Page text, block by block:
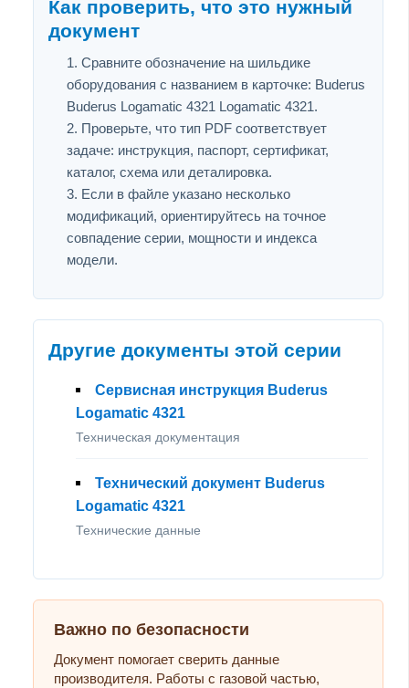
Как проверить, что это нужный
документ
Сравните обозначение на шильдике
оборудования с названием в карточке: Buderus
Buderus Logamatic 4321 Logamatic 4321.
Проверьте, что тип PDF соответствует
задаче: инструкция, паспорт, сертификат,
каталог, схема или деталировка.
Если в файле указано несколько
модификаций, ориентируйтесь на точное
совпадение серии, мощности и индекса
модели.
Другие документы этой серии
Сервисная инструкция Buderus
Logamatic 4321
Техническая документация
Технический документ Buderus
Logamatic 4321
Технические данные
Важно по безопасности
Документ помогает сверить данные
производителя. Работы с газовой частью,